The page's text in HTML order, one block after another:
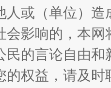
人或（单位）
会影响的，本
民的言论自由
的权益，请及